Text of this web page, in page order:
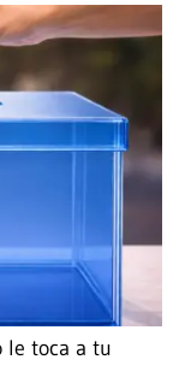
le toca a tu